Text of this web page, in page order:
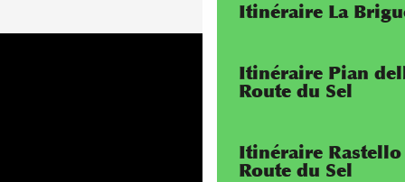
Itinéraire La
Itinéraire Pian
Route du Sel
Itinéraire
Route du Sel